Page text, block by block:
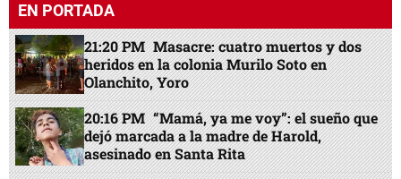
EN PORTADA
21:20 PM Masacre: cuatro muertos y dos
heridos en la colonia Murilo Soto en
Olanchito, Yoro
20:16 PM “Mamá, ya me voy”: el sueño que
dejó marcada a la madre de Harold,
asesinado en Santa Rita